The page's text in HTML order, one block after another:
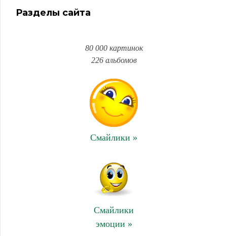
Разделы сайта
80 000 картинок
226 альбомов
Смайлики »
Смайлики
эмоции »